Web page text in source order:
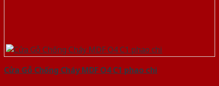
Cửa Gỗ Chống Cháy MDF O4 C1 phao chi